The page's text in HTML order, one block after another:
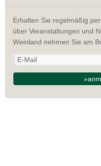
Erhalten Sie regelmäßig
über Veranstaltungen und
Weinland nehmen Sie am